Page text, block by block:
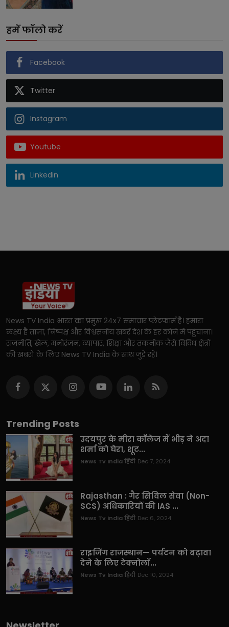
हमें फॉलो करें
Facebook
Twitter
Instagram
Youtube
Linkedin
News TV India भारत का प्रमुख 24x7 समाचार प्लेटफार्म है। हमारा
लक्ष्य है ताज़ा, निष्पक्ष और विश्वसनीय खबरें देश के हर कोने में पहुंचाना।
राजनीति, खेल, मनोरंजन, व्यापार, शिक्षा और तकनीक जैसे विविध क्षेत्रों
की खबरों के लिए News TV India के साथ जुड़े रहें।
Trending Posts
उदयपुर के मीरा कॉलेज में भीड़ ने अदा
शर्मा को घेरा, शूट...
News Tv India हिंदी Dec 7, 2024
Rajasthan : गैर सिविल सेवा (Non-
SCS) अधिकारियों की IAS ...
News Tv India हिंदी Dec 6, 2024
राइजिंग राजस्थान— पर्यटन को बढ़ावा
देने के लिए टेक्नोलॉ...
News Tv India हिंदी Dec 10, 2024